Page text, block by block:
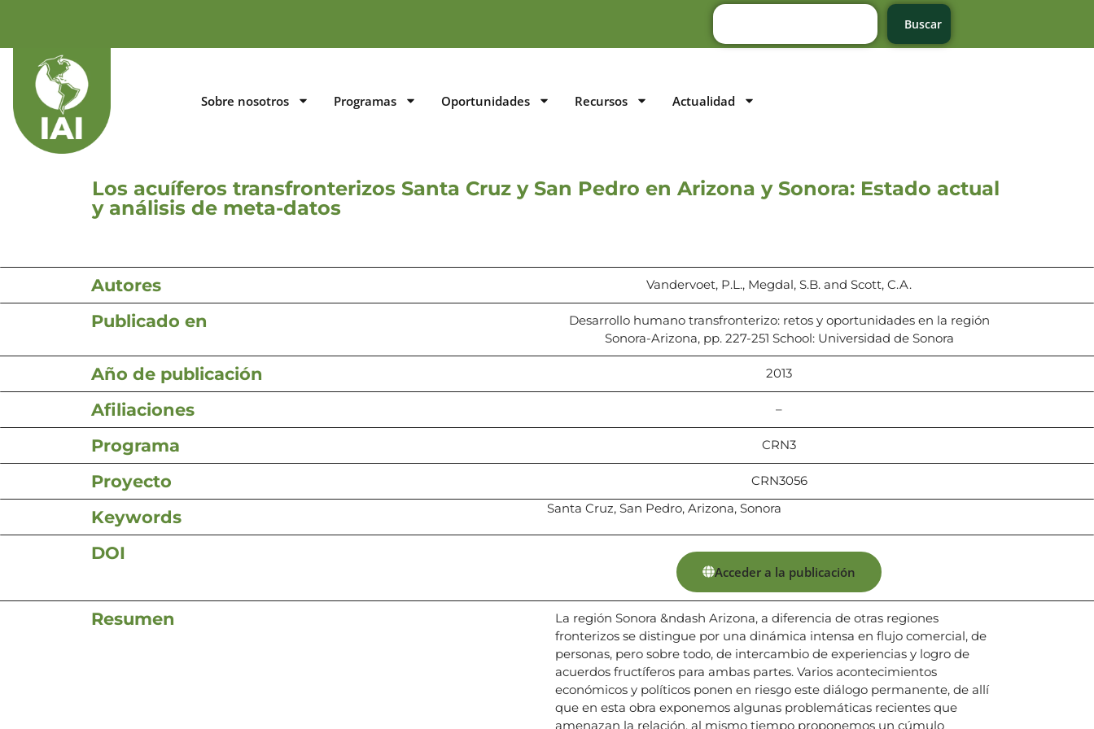
Buscar
Sobre nosotros Programas Oportunidades Recursos Actualidad
Los acuíferos transfronterizos Santa Cruz y San Pedro en Arizona y Sonora: Estado actual
y análisis de meta-datos
Autores Vandervoet, P.L., Megdal, S.B. and Scott, C.A.
Publicado en
Desarrollo humano transfronterizo: retos y oportunidades en la región
Sonora-Arizona, pp. 227-251 School: Universidad de Sonora
Año de publicación 2013
Afiliaciones –
Programa CRN3
Proyecto CRN3056
Keywords Santa Cruz, San Pedro, Arizona, Sonora
DOI
Acceder a la publicación
Resumen
La región Sonora &ndash Arizona, a diferencia de otras regiones
fronterizos se distingue por una dinámica intensa en flujo comercial, de
personas, pero sobre todo, de intercambio de experiencias y logro de
acuerdos fructíferos para ambas partes. Varios acontecimientos
económicos y políticos ponen en riesgo este diálogo permanente, de allí
que en esta obra exponemos algunas problemáticas recientes que
amenazan la relación, al mismo tiempo proponemos un cúmulo